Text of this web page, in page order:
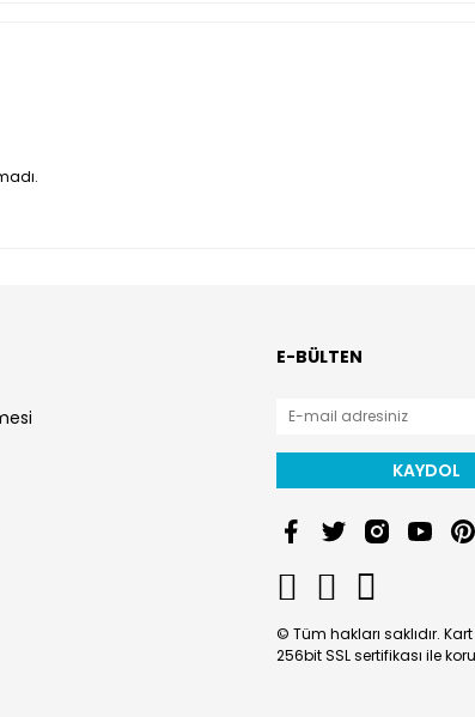
E-BÜLTEN
KAYDOL
© Tüm hakları saklıdır.
256bit SSL sertifikası ile